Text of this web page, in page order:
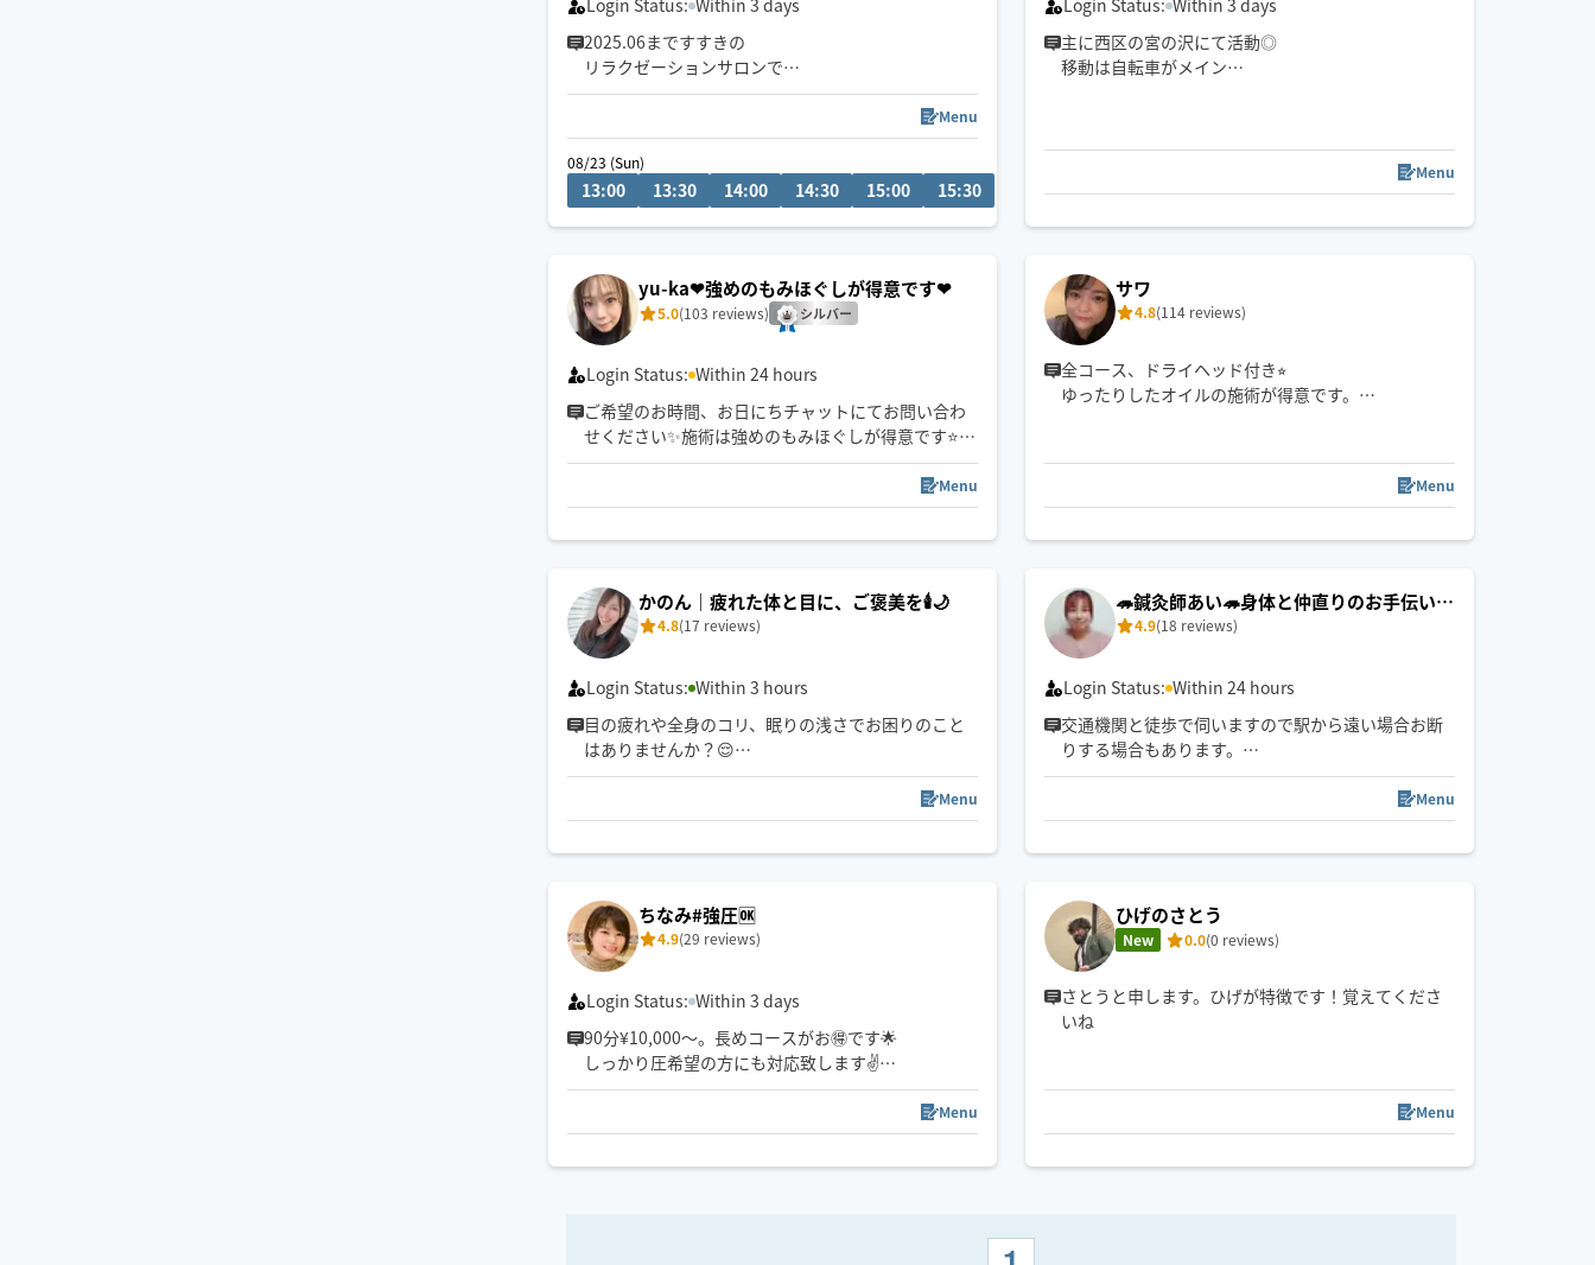
➡️HOGUGU外施術中の場合も有。
Login Status: Within 3 days
2025.06まですすきの
リラクゼーションサロンで
店長をしておりました💄
ぐぐっと深く届かせます🤝
強もみ希望の方もお任せ下さい👍❣️
施術後は目の開きが良くなると
Menu
08/23 (Sun)
13:00 13:30 14:00 14:30 15:00 15:30
Login Status: Within 3 days
主に西区の宮の沢にて活動◎
移動は自転車がメイン
施術中、メッセージの返答が遅くなりますが、
◎人気メニューはもみほぐしと受ける腸もみ
↓下記の《確認事項》を必ずご確認ください↓
Menu
yu-ka❤︎強めのもみほぐしが得意です❤︎
5.0(103 reviews) シルバー
Login Status: Within 24 hours
ご希望のお時間、お日にちチャットにてお問い合わ
せください✨施術は強めのもみほぐしが得意です⭐️
日々の疲れを癒せる様、心を込めて施術致します🥰
22:00以降のご予約は90分以上でお願い致します。
※駐車場がない場合、訪問先から遠い場合はお断り
ご了承ください。
Menu
サワ
4.8(114 reviews)
全コース、ドライヘッド付き⭐︎
ゆったりしたオイルの施術が得意です。
でを移動可能範囲とさせて頂いております。
Menu
かのん｜疲れた体と目に、ご褒美を🕯️🌙
4.8(17 reviews)
Login Status: Within 3 hours
目の疲れや全身のコリ、眠りの浅さでお困りのこと
はありませんか？😌
忙しい毎日の中で、自分だけのご褒美時間をぜひお
◯お子様OK
もみほぐし、もみほぐし+フットセットは120分まで
とさせていただきます🙇‍♀️
※7/25、7/26は公共交通機関での移動となります。
Menu
🦔鍼灸師あい🦔身体と仲直りのお手伝いし
ます✨駅から10分以内歓迎！
4.9(18 reviews)
Login Status: Within 24 hours
交通機関と徒歩で伺いますので駅から遠い場合お断
りする場合もあります。
【最大120分まで】
🌿本業の施術によりお返事が遅くなる場合がありま
す事をご承知おき下さい🙇
本業の西18丁目駅です。
🌿対応エリア拡大中ですが伺えない場合もあります
のでご了承下さい🙇
※施術時刻の変動可能な方はお知らせ下さい
Menu
ちなみ#強圧🆗
4.9(29 reviews)
Login Status: Within 3 days
90分¥10,000〜。長めコースがお🉐です🌟
しっかり圧希望の方にも対応致します✌️
地下鉄から徒歩15分以上かかる場合は早めにご相談
ください♪
Menu
ひげのさとう
New 0.0(0 reviews)
さとうと申します。ひげが特徴です！覚えてくださ
いね
Menu